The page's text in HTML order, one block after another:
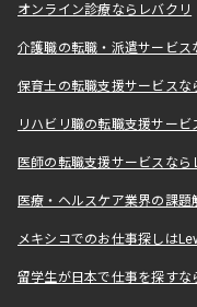
オンライン診療ならレバクリ
介護職の転職・派遣サービス
保育士の転職支援サービスな
リハビリ職の転職支援サー
医師の転職支援サービスなら
医療・ヘルスケア業界の課
メキシコでのお仕事探しは
留学生が日本で仕事を探すな